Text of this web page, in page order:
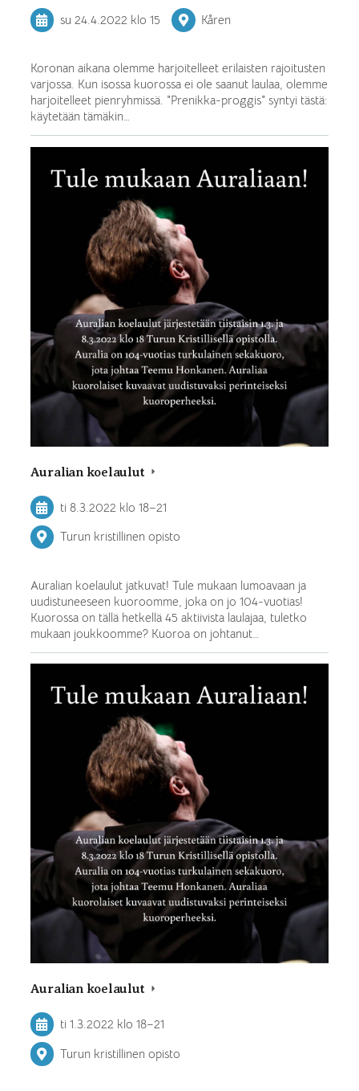
su 24.4.2022 klo 15 Kåren
Koronan aikana olemme harjoitelleet erilaisten rajoitusten
varjossa. Kun isossa kuorossa ei ole saanut laulaa, olemme
harjoitelleet pienryhmissä. "Prenikka-proggis" syntyi tästä:
käytetään tämäkin…
Auralian koelaulut
ti 8.3.2022 klo 18–21
Turun kristillinen opisto
Auralian koelaulut jatkuvat! Tule mukaan lumoavaan ja
uudistuneeseen kuoroomme, joka on jo 104-vuotias!
Kuorossa on tällä hetkellä 45 aktiivista laulajaa, tuletko
mukaan joukkoomme? Kuoroa on johtanut…
Auralian koelaulut
ti 1.3.2022 klo 18–21
Turun kristillinen opisto